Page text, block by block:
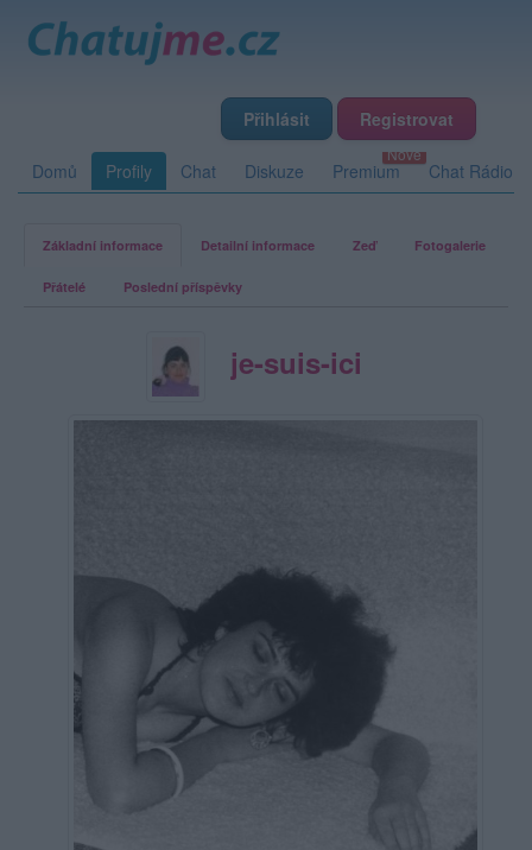
Přihlásit Registrovat
Domů Profily Chat Diskuze Premium Chat Rádio
Základní informace Detailní informace Zeď Fotogalerie
Přátelé Poslední příspěvky
je-suis-ici